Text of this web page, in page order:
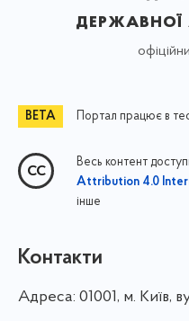
державної
Портал працює в
Весь контент
Attribution 4.0
інше
Контакти
Адреса: 01001, м. Київ,